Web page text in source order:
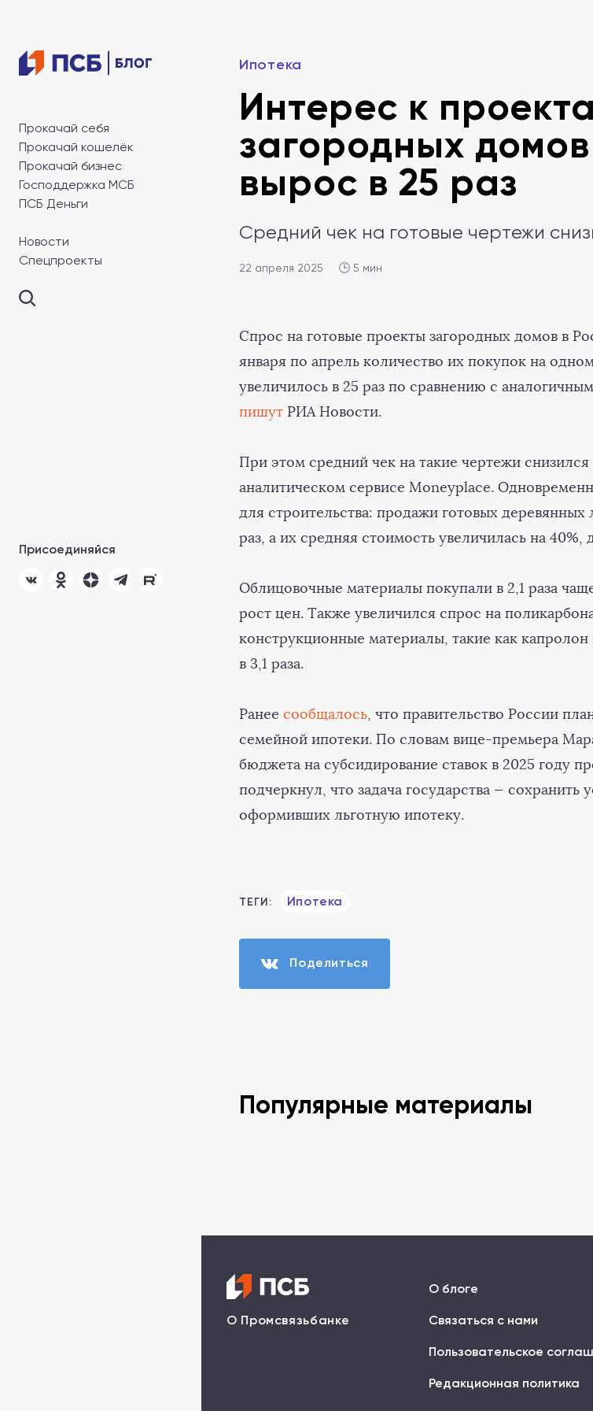
Прокачай себя
Прокачай кошелёк
Прокачай бизнес
Господдержка МСБ
ПСБ Деньги
Новости
Спецпроекты
Присоединяйся
Ипотека
Интерес к
загородных
вырос в 25 раз
Средний чек на готовые чертежи
22 апреля 2025 🕒 5 мин
Спрос на готовые проекты загородных домов в
января по апрель количество их покупок на
увеличилось в 25 раз по сравнению с
пишут РИА Новости.
При этом средний чек на такие чертежи снизился
аналитическом сервисе Moneyplace.
для строительства: продажи готовых
раз, а их средняя стоимость увеличилась на 40%,
Облицовочные материалы покупали в 2,1 раза
рост цен. Также увеличился спрос на
конструкционные материалы, такие как
в 3,1 раза.
Ранее сообщалось, что правительство России
семейной ипотеки. По словам вице-премьера
бюджета на субсидирование ставок в 2025 году
подчеркнул, что задача государства — сохранить
оформивших льготную ипотеку.
ТЕГИ: Ипотека
Поделиться
Популярные материалы
О Промсвязьбанке
О блоге
Связаться с нами
Пользовательское
Редакционная политика